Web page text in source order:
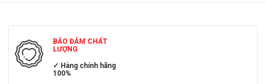
BẢO ĐẢM CHẤT
LƯỢNG
✓ Hàng chính hãng
100%